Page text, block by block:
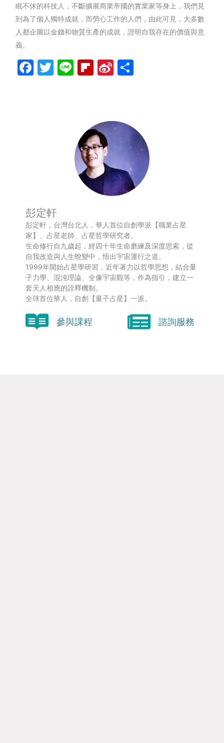
眠不休的科技人，不斷擴展商業帝國的實業家等身上，我們見
到為了個人獨特成就，而勞心工作的人們，由此可見，大多數
人都企圖以金錢和物質生產的成就，證明自我存在的價值與意
義。
Facebook
Twitter
LineFlipboard
Sina
彭定軒
彭定軒，台灣台北人，華人首位自創學派【職業占星
家】、占星老師、占星哲學研究者。
生命修行自九歲起，經四十年生命磨練及深度思索，從
自我改造與人生蛻變中，悟出宇宙運行之道。
1999年開始占星學研習，近年著力以哲學思想，結合量
子力學、混沌理論、全像宇宙觀等，作為指引，建立一
套天人相應的詮釋機制。
全球首位華人，自創【量子占星】一派。
參與課程 諮詢服務